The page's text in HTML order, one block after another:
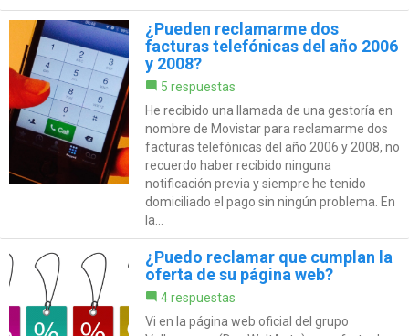
¿Pueden reclamarme dos
facturas telefónicas del año 2006
y 2008?
5 respuestas
He recibido una llamada de una gestoría en
nombre de Movistar para reclamarme dos
facturas telefónicas del año 2006 y 2008, no
recuerdo haber recibido ninguna
notificación previa y siempre he tenido
domiciliado el pago sin ningún problema. En
la...
¿Puedo reclamar que cumplan la
oferta de su página web?
4 respuestas
Vi en la página web oficial del grupo